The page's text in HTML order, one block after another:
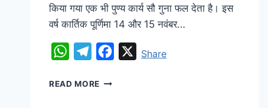
किया गया एक भी पुण्य कार्य सौ गुना फल देता है। इस
वर्ष कार्तिक पूर्णिमा 14 और 15 नवंबर…
WhatsAppTelegramFacebook
XShare
READ MORE